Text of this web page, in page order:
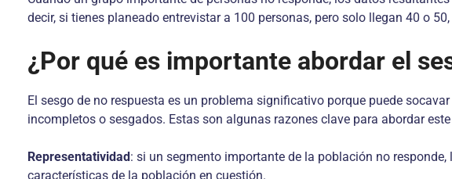
decir, si tienes planeado entrevistar a 100 personas, pero solo llegan 40 o
¿Por qué es importante abordar el
El sesgo de no respuesta es un problema significativo porque puede
incompletos o sesgados. Estas son algunas razones clave para abordar
Representatividad: si un segmento importante de la población no
características de la población en cuestión.